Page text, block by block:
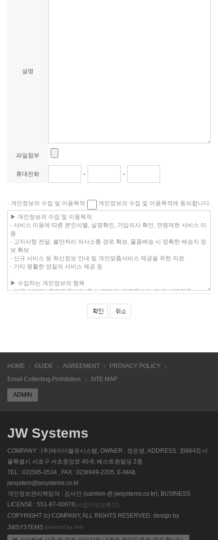
설명
파일첨부
휴대전화 - -
· 개인정보의 수집 및 이용목적 개인정보의 수집 및 이용목적에 동의합니다.
HOME GUIDE AGREEMENT
PROVACY POLICY
Email Collecting Prohibition
SITE MAP
ADMIN
JW Systems
COMPANY : (주)제이더블유시스템, OWNER : 정은영, ADDRESS : [06643] 서
울특별시 서초구 서초중앙로 40-8, 베스트원빌딩 2층
TEL : 02)595-3534 , FAX : 02)6949-2205, E-MAIL :
jwsystem@jwsystems.co.kr
개인정보관리책임자 : 김사인 (sainkim @ jwsystems.co.kr), BUSINESS
LICENSE : 551-87-00076[사업자정보확인]
COPYRIGHT (c) COMPANY, ALL RIGHTS RESERVED. design by
JWSYSTEMS powered by nnin